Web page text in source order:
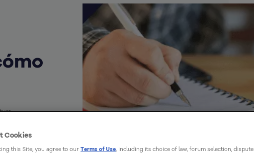
Cookies
this Site, you agree to our Terms of Use, including its choice of law, forum selection, dispute